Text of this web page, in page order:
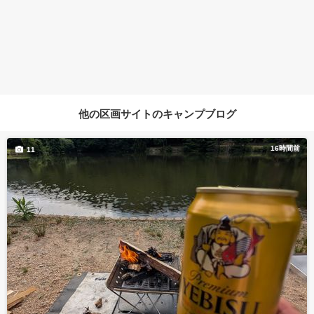
他の区画サイトのキャンプブログ
16時間前
11